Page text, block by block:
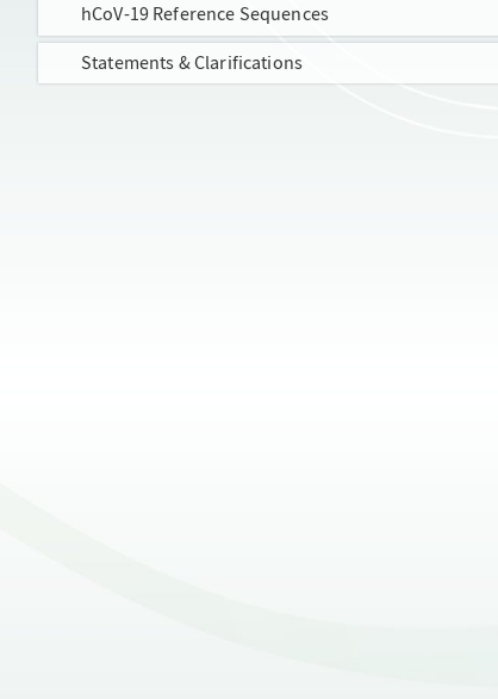
hCoV-19 Reference Sequences
Statements & Clarifications